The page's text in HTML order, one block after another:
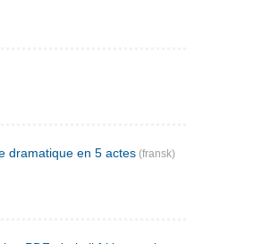
dramatique en 5 actes (fransk)